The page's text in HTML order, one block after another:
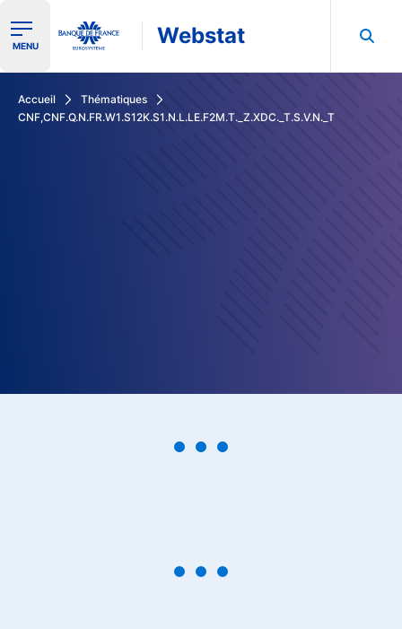
Ouvrir le menu de navigation
MENU Webstat
Accueil
Thématiques
CNF,CNF.Q.N.FR.W1.S12K.S1.N.L.LE.F2M.T._Z.XDC._T.S.V.N._T